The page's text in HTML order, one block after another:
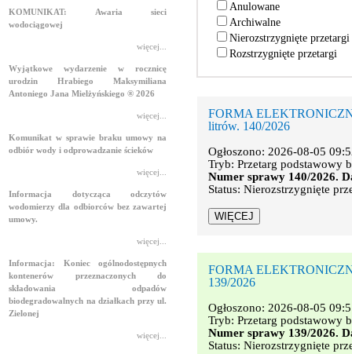
KOMUNIKAT: Awaria sieci
wodociągowej
więcej...
Wyjątkowe wydarzenie w rocznicę
urodzin Hrabiego Maksymiliana
Antoniego Jana Mielżyńskiego ® 2026
więcej...
Komunikat w sprawie braku umowy na
odbiór wody i odprowadzanie ścieków
więcej...
Informacja dotycząca odczytów
wodomierzy dla odbiorców bez zawartej
umowy.
więcej...
Informacja: Koniec ogólnodostępnych
kontenerów przeznaczonych do
składowania odpadów
biodegradowalnych na działkach przy ul.
Zielonej
więcej...
Anulowane
Archiwalne
Nierozstrzygnięte przetargi
Rozstrzygnięte przetargi
FORMA
litrów. 140/2026
Ogłoszono: 2026-08-05
Tryb: Przetarg podstawowy
Numer sprawy 140/2026.
Status: Nierozstrzygnięte
FORMA
139/2026
Ogłoszono: 2026-08-05
Tryb: Przetarg podstawowy
Numer sprawy 139/2026.
Status: Nierozstrzygnięte